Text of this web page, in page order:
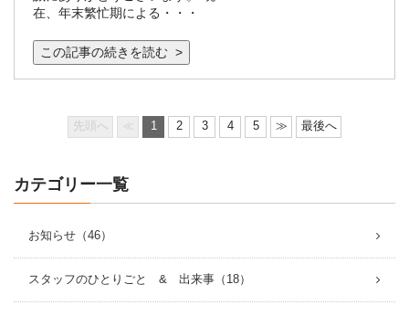
在、年末繁忙期による・・・
この記事の続きを読む >
先頭へ ≪ 1 2 3 4 5 ≫ 最後へ
カテゴリー一覧
お知らせ（46）
スタッフのひとりごと & 出来事（18）